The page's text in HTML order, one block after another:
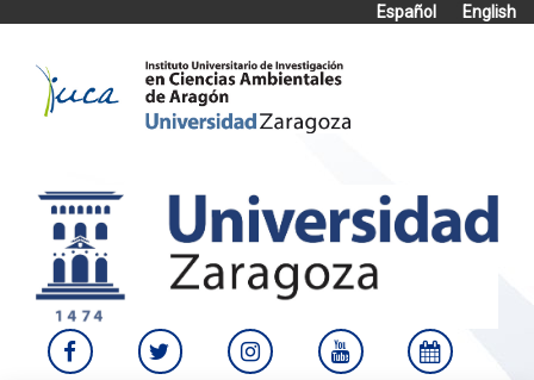
Español
English
content